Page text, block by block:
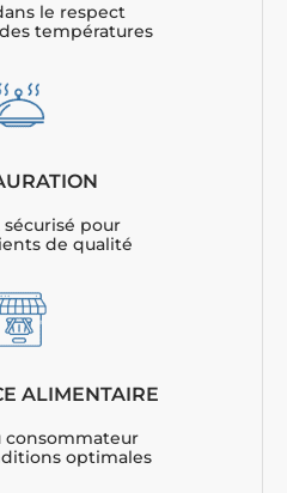
le respect
températures
pour
de qualité
ALIMENTAIRE
consommateur
optimales